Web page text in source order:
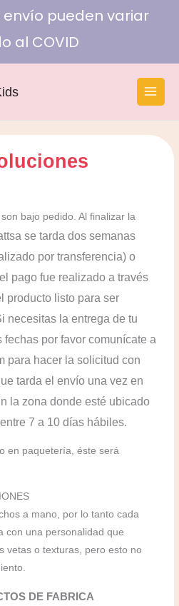
envío pueden variar
al COVID
bajo pedido. Al finalizar la
se tarda dos semanas
por transferencia) o
pago fue realizado a través
producto listo para ser
necesitas la entrega de tu
fechas por favor comunícate a
para hacer la solicitud con
tarda el envío una vez en
la zona donde esté ubicado
7 a 10 días hábiles.
en paquetería, éste será
a mano, por lo tanto cada
con una personalidad que
vetas o texturas, pero esto no
DE FABRICA